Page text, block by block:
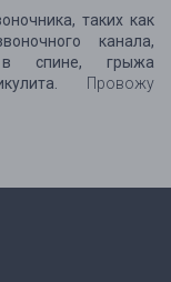
таких как
канала,
в спине, грыжа
Провожу